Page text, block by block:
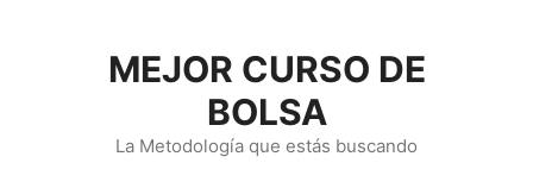
MEJOR CURSO DE
BOLSA
La Metodología que estás buscando